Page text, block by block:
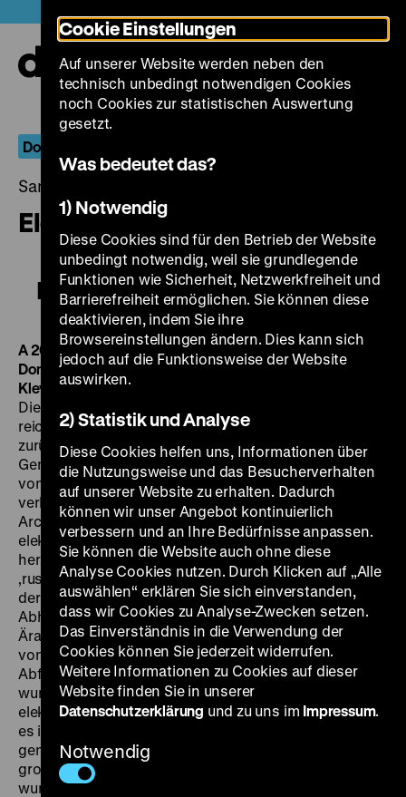
zum
Seiteninhalt
springen
Doku.Arts
Samstag, 20. September 2014, 21.00 - 00.00 Uhr
Elektro Moskva
Elektro Moskva
A 2013, R: Dominik Spritzendorfer, Elena Tikhonova, K:
Dominik Spritzendorfer, S: Michael Palm, M: Yuri
Klevanski, P: Dominik Spritzendorfer, 89‘ · Blu-ray, OmU
Die Geschichte der elektronischen Musik in Moskau
reicht bis in die Gründungsjahre der Sowjetunion
zurück. InElektro Moskvaerzählen Musiker, Erfinder,
Genies und Bastler die Entwicklung dieser Kunst, die
von Beginn an eng mit Wissenschaft und Militarismus
verbunden war. Mit Hilfe umfangreichen
Archivmaterials wird das vergangene Jahrhundert der
elektronischen Musik auf eine spielerische Weise
heraufbeschworen. Der Film spannt den Bogen vom
‚russischen Edison' Leon Theremin, dem Erfinder eines
der ersten elektronischen Musikinstrumente, der auch
Abhörgeräte für den KGB entwickelte, über die Space-
Ära der 1960er Jahre bis hin zur Massenproduktion
von Synthesizern in den frühen 1980er Jahren, die aus
Abfallprodukten der Militärindustrie hergestellt
wurden. Heute recycelt und interpretiert eine lebendige
elektronische Musikszene dieses Erbe neu und führt
es in eine ungewisse Zukunft. Ein Film über einen
genialen Erfindergeist, der trotz oder gerade wegen
großer politischer Repression und Gleichschaltung
wundersame Blüten entstehen lässt. SA 20.09. um 21
Cookie Einstellungen
Auf unserer Website werden neben den
technisch unbedingt notwendigen Cookies
noch Cookies zur statistischen Auswertung
gesetzt.
Was bedeutet das?
1) Notwendig
Diese Cookies sind für den Betrieb der Website
unbedingt notwendig, weil sie grundlegende
Funktionen wie Sicherheit, Netzwerkfreiheit und
Barrierefreiheit ermöglichen. Sie können diese
deaktivieren, indem Sie ihre
Browsereinstellungen ändern. Dies kann sich
jedoch auf die Funktionsweise der Website
auswirken.
2) Statistik und Analyse
Diese Cookies helfen uns, Informationen über
die Nutzungsweise und das Besucherverhalten
auf unserer Website zu erhalten. Dadurch
können wir unser Angebot kontinuierlich
verbessern und an Ihre Bedürfnisse anpassen.
Sie können die Website auch ohne diese
Analyse Cookies nutzen. Durch Klicken auf „Alle
auswählen“ erklären Sie sich einverstanden,
dass wir Cookies zu Analyse-Zwecken setzen.
Das Einverständnis in die Verwendung der
Cookies können Sie jederzeit widerrufen.
Weitere Informationen zu Cookies auf dieser
Website finden Sie in unserer
Datenschutzerklärung und zu uns im Impressum.
Notwendig